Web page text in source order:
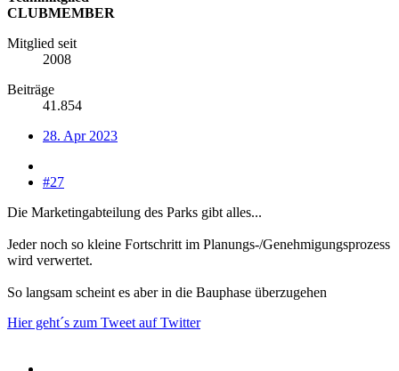
CLUBMEMBER
Mitglied seit
2008
Beiträge
41.854
28. Apr 2023
#27
Die Marketingabteilung des Parks gibt alles...
Jeder noch so kleine Fortschritt im Planungs-/Genehmigungsprozess
wird verwertet.
So langsam scheint es aber in die Bauphase überzugehen
Hier geht´s zum Tweet auf Twitter